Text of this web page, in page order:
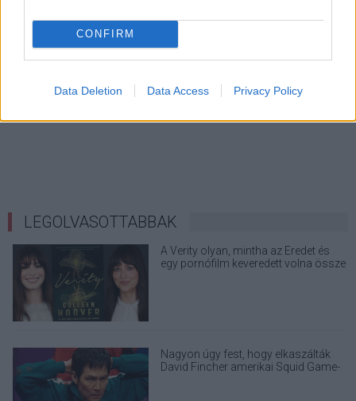
CONFIRM
Data Deletion Data Access Privacy Policy
LEGOLVASOTTABBAK
A Verity olyan, mintha az Eredet és
egy pornófilm keveredett volna össze
Nagyon úgy fest, hogy elkaszálták
David Fincher amerikai Squid Game-